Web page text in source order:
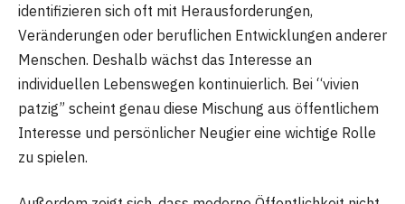
identifizieren sich oft mit Herausforderungen,
Veränderungen oder beruflichen Entwicklungen anderer
Menschen. Deshalb wächst das Interesse an
individuellen Lebenswegen kontinuierlich. Bei “vivien
patzig” scheint genau diese Mischung aus öffentlichem
Interesse und persönlicher Neugier eine wichtige Rolle
zu spielen.